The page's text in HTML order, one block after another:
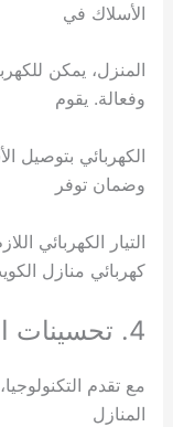
الأسلاك في
المنزل، يمكن
وفعالة. يقوم
الكهربائي بتوصيل
وضمان توفر
كهربائي منازل
4. تحسينات الكهرباء الذكية
مع تقدم
المنازل